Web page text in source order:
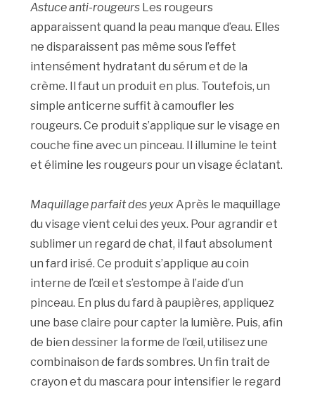
Astuce anti-rougeurs Les rougeurs
apparaissent quand la peau manque d’eau. Elles
ne disparaissent pas même sous l’effet
intensément hydratant du sérum et de la
crème. Il faut un produit en plus. Toutefois, un
simple anticerne suffit à camoufler les
rougeurs. Ce produit s’applique sur le visage en
couche fine avec un pinceau. Il illumine le teint
et élimine les rougeurs pour un visage éclatant.
Maquillage parfait des yeuxAprès le maquillage
du visage vient celui des yeux. Pour agrandir et
sublimer un regard de chat, il faut absolument
un fard irisé. Ce produit s’applique au coin
interne de l’œil et s’estompe à l’aide d’un
pinceau. En plus du fard à paupières, appliquez
une base claire pour capter la lumière. Puis, afin
de bien dessiner la forme de l’œil, utilisez une
combinaison de fards sombres. Un fin trait de
crayon et du mascara pour intensifier le regard